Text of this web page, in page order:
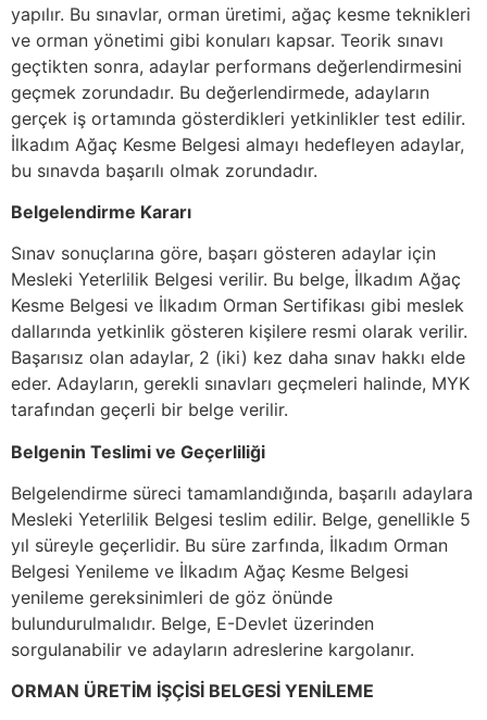
yapılır. Bu sınavlar, orman üretimi, ağaç kesme teknikleri
ve orman yönetimi gibi konuları kapsar. Teorik sınavı
geçtikten sonra, adaylar performans değerlendirmesini
geçmek zorundadır. Bu değerlendirmede, adayların
gerçek iş ortamında gösterdikleri yetkinlikler test edilir.
İlkadım Ağaç Kesme Belgesi almayı hedefleyen adaylar,
bu sınavda başarılı olmak zorundadır.
Belgelendirme Kararı
Sınav sonuçlarına göre, başarı gösteren adaylar için
Mesleki Yeterlilik Belgesi verilir. Bu belge, İlkadım Ağaç
Kesme Belgesi ve İlkadım Orman Sertifikası gibi meslek
dallarında yetkinlik gösteren kişilere resmi olarak verilir.
Başarısız olan adaylar, 2 (iki) kez daha sınav hakkı elde
eder. Adayların, gerekli sınavları geçmeleri halinde, MYK
tarafından geçerli bir belge verilir.
Belgenin Teslimi ve Geçerliliği
Belgelendirme süreci tamamlandığında, başarılı adaylara
Mesleki Yeterlilik Belgesi teslim edilir. Belge, genellikle 5
yıl süreyle geçerlidir. Bu süre zarfında, İlkadım Orman
Belgesi Yenileme ve İlkadım Ağaç Kesme Belgesi
yenileme gereksinimleri de göz önünde
bulundurulmalıdır. Belge, E-Devlet üzerinden
sorgulanabilir ve adayların adreslerine kargolanır.
ORMAN ÜRETİM İŞÇİSİ BELGESİ YENİLEME